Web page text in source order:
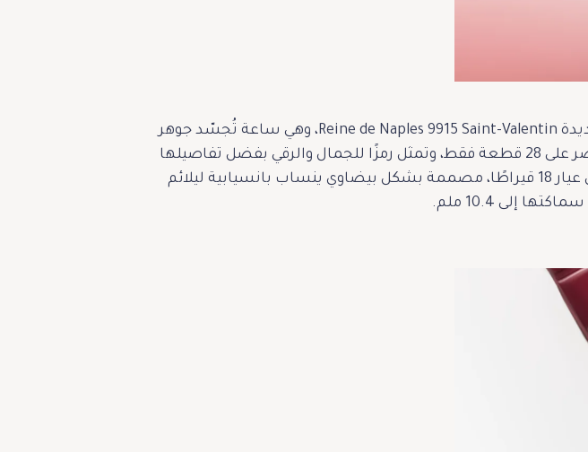
في مناسبة عيد الحب لعام 2024، تقدم دار بريغيه تحفتها الفنية الجديدة Reine de Naples 9915 Saint-Valentin، وهي ساعة تُجسّد جوهر
الأناقة والحب الأبدي. صُمّمت هذه القطعة ضمن إصدار محدود يقتصر على 28 قطعة فقط، وتمثل رمزًا للجمال والرقي بفضل تفاصيلها
الدقيقة وتصميمها المذهل. تتميّز بعلبة مصنوعة من الذهب الأبيض عيار 18 قيراطًا، مصممة بشكل بيضاوي ينساب بانسيابية ليلائم